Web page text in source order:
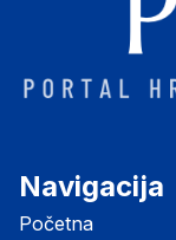
Navigacija
Početna